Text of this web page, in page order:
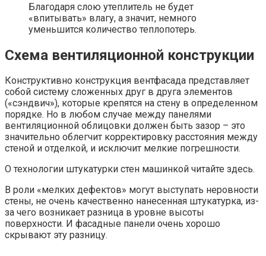
Благодаря слою утеплитель не будет
«впитывать» влагу, а значит, немного
уменьшится количество теплопотерь.
Схема вентиляционной конструкции
Конструктивно конструкция вентфасада представляет
собой систему сложенных друг в друга элементов
(«сэндвич»), которые крепятся на стену в определенном
порядке. Но в любом случае между панелями
вентиляционной облицовки должен быть зазор – это
значительно облегчит корректировку расстояния между
стеной и отделкой, и исключит мелкие погрешности.
О технологии штукатурки стен машинкой читайте здесь.
В роли «мелких дефектов» могут выступать неровности
стены, не очень качественно нанесенная штукатурка, из-
за чего возникает разница в уровне высоты
поверхности. И фасадные панели очень хорошо
скрывают эту разницу.